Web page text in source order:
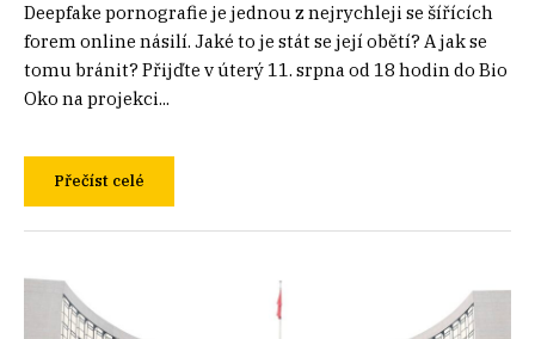
Deepfake pornografie je jednou z nejrychleji se šířících
forem online násilí. Jaké to je stát se její obětí? A jak se
tomu bránit? Přijďte v úterý 11. srpna od 18 hodin do Bio
Oko na projekci...
Přečíst celé